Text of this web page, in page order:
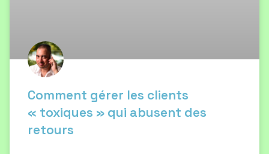
Comment gérer les clients
« toxiques » qui abusent des
retours